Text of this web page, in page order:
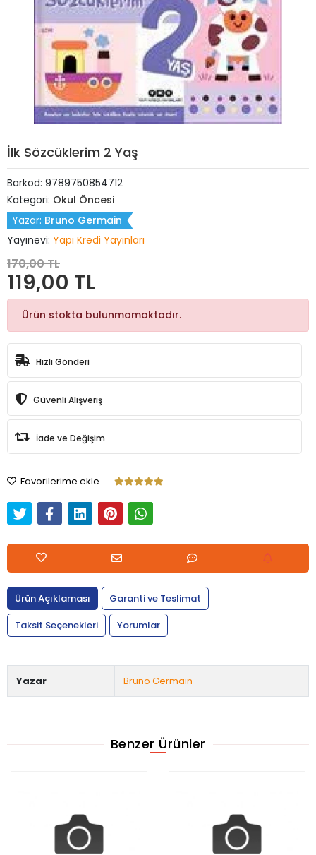
İlk Sözcüklerim 2 Yaş
Barkod: 9789750854712
Kategori: Okul Öncesi
Yazar: Bruno Germain
Yayınevi: Yapı Kredi Yayınları
170,00 TL
119,00 TL
Ürün stokta bulunmamaktadır.
Hızlı Gönderi
Güvenli Alışveriş
İade ve Değişim
Favorilerime ekle
Ürün Açıklaması
Garanti ve Teslimat
Taksit Seçenekleri
Yorumlar
Yazar Bruno Germain
Benzer Ürünler